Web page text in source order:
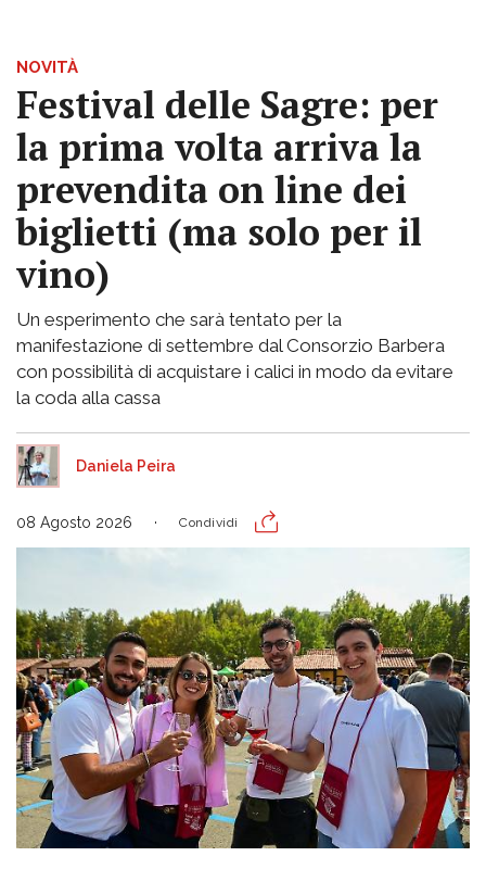
NOVITÀ
Festival delle Sagre: per
la prima volta arriva la
prevendita on line dei
biglietti (ma solo per il
vino)
Un esperimento che sarà tentato per la
manifestazione di settembre dal Consorzio Barbera
con possibilità di acquistare i calici in modo da evitare
la coda alla cassa
Daniela Peira
08 Agosto 2026 Condividi